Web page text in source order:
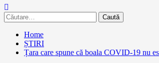
Caută
după:
Home
ȘTIRI
Țara care spune că boala COVID-19 nu